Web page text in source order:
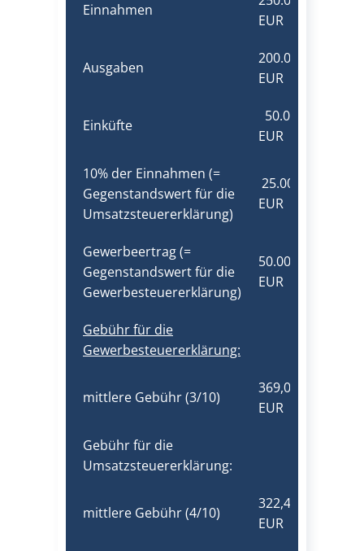
Einnahmen
EUR
Ausgaben
200.000,00
EUR
Einküfte
50.000,00
EUR
10% der Einnahmen (=
Gegenstandswert für die
Umsatzsteuererklärung)
25.000,00
EUR
Gewerbeertrag (=
Gegenstandswert für die
Gewerbesteuererklärung)
50.000,00
EUR
Gebühr für die
Gewerbesteuererklärung:
mittlere Gebühr (3/10)
369,00
EUR
Gebühr für die
Umsatzsteuererklärung:
mittlere Gebühr (4/10)
322,40
EUR